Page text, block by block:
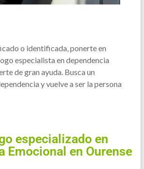
o identificada, ponerte en
especialista en dependencia
de gran ayuda. Busca un
y vuelve a ser la persona
especializado en
Emocional en Ourense